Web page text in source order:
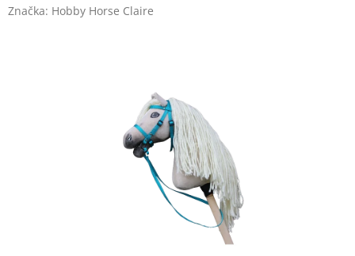
Značka: Hobby Horse Claire